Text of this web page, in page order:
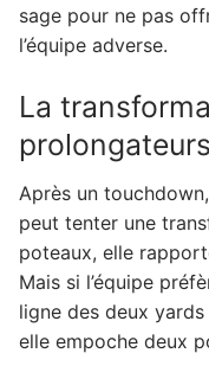
sage pour ne pas
l’équipe adverse.
La
prolongateurs
Après un
peut tenter une
poteaux, elle
Mais si l’équipe
ligne des deux
elle empoche deux